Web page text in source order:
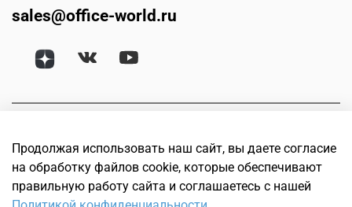
sales@office-world.ru
Продолжая использовать наш сайт, вы даете согласие
на обработку файлов cookie, которые обеспечивают
правильную работу сайта и соглашаетесь с нашей